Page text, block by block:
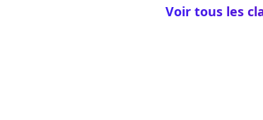
Voir tous les